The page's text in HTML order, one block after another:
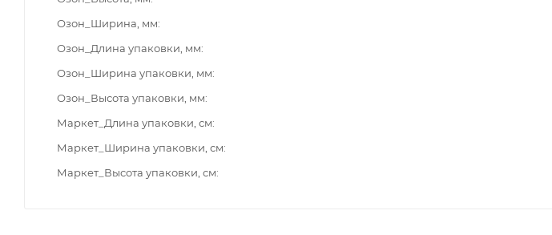
Озон_Ширина, мм
Озон_Длина упаковки, мм
Озон_Ширина упаковки, мм
Озон_Высота упаковки, мм
Маркет_Длина упаковки, см
Маркет_Ширина упаковки, см
Маркет_Высота упаковки, см